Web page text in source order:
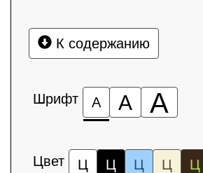
К содержанию
Шрифт А А А
Цвет Ц Ц Ц Ц Ц